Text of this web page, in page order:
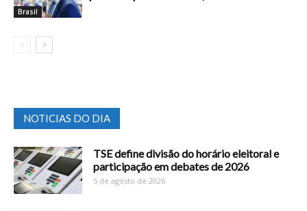
Brasil
NOTICIAS DO DIA
TSE define divisão do horário eleitoral e
participação em debates de 2026
5 de agosto de 2026